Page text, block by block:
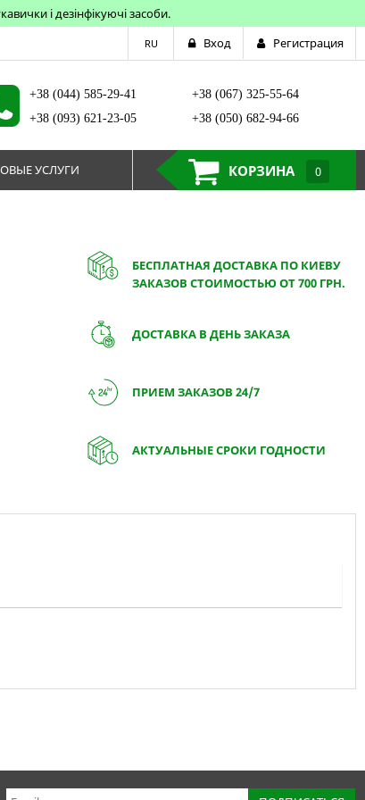
і дезінфікуючі засоби.
БЕСПЛАТНАЯ ДОСТАВКА ПО КИЕВУ
ЗАКАЗОВ СТОИМОСТЬЮ ОТ 700 ГРН.
ДОСТАВКА В ДЕНЬ ЗАКАЗА
ПРИЕМ ЗАКАЗОВ 24/7
АКТУАЛЬНЫЕ СРОКИ ГОДНОСТИ
RU Вход Регистрация
+38 (044) 585-29-41
+38 (093) 621-23-05
+38 (067) 325-55-64
+38 (050) 682-94-66
УСЛУГИ КОРЗИНА 0